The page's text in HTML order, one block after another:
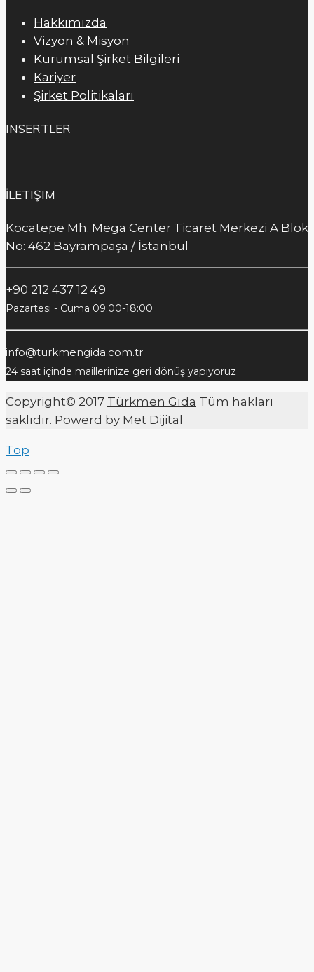
Hakkımızda
Vizyon & Misyon
Kurumsal Şirket Bilgileri
Kariyer
Şirket Politikaları
INSERTLER
İLETIŞIM
Kocatepe Mh. Mega Center Ticaret Merkezi A Blok
No: 462 Bayrampaşa / İstanbul
+90 212 437 12 49
Pazartesi - Cuma 09:00-18:00
info@turkmengida.com.tr
24 saat içinde maillerinize geri dönüş yapıyoruz
Copyright© 2017 Türkmen Gıda Tüm hakları
saklıdır. Powerd by Met Dijital
Top